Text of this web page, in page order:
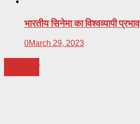
भारतीय सिनेमा का विश्वव्यापी प्रभाव
0March 29, 2023